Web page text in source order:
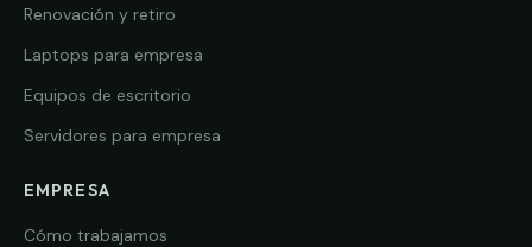
Renovación y retiro
Laptops para empresa
Equipos de escritorio
Servidores para empresa
EMPRESA
Cómo trabajamos